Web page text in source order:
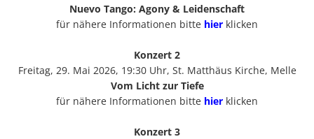
Nuevo Tango: Agony & Leidenschaft
für nähere Informationen bitte hier klicken
Konzert 2
Freitag, 29. Mai 2026, 19:30 Uhr, St. Matthäus Kirche, Melle
Vom Licht zur Tiefe
für nähere Informationen bitte hier klicken
Konzert 3